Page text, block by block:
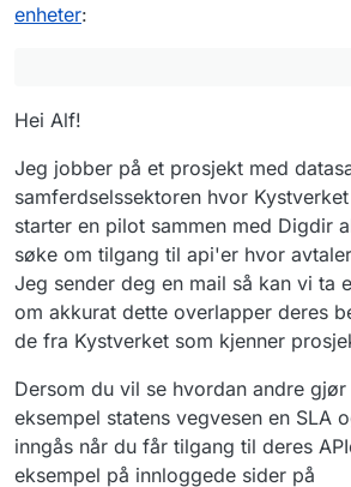
enheter:
Hei Alf!
Jeg jobber på et prosjekt med
samferdselssektoren hvor
starter en pilot sammen med Digdir
søke om tilgang til api'er hvor
Jeg sender deg en mail så kan vi ta
om akkurat dette overlapper deres
de fra Kystverket som kjenner
Dersom du vil se hvordan andre
eksempel statens vegvesen en SLA
inngås når du får tilgang til deres
eksempel på innloggede sider på